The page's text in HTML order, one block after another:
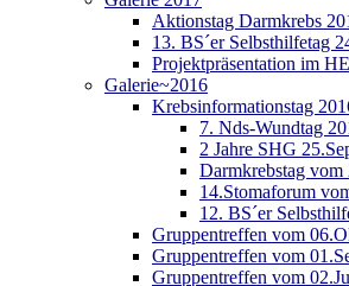
Aktionstag Darmkrebs
13. BS´er Selbsthilfetag
Projektpräsentation im
Galerie~2016
Krebsinformationstag
7. Nds-Wundtag
2 Jahre SHG
Darmkrebstag vom
14.Stomaforum
12. BS´er
Gruppentreffen vom
Gruppentreffen vom
Gruppentreffen vom